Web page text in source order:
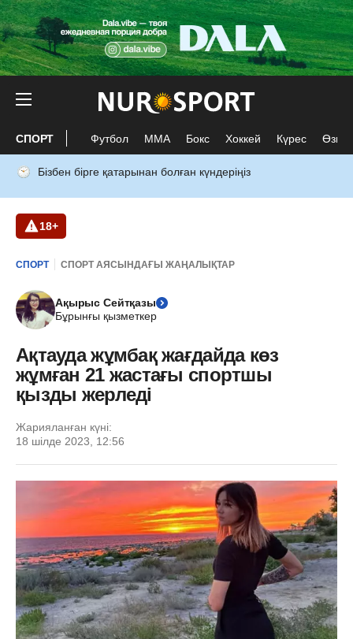
СПОРТ Футбол ММА Бокс Хоккей Күрес Өзге
Бізбен бірге қатарынан болған күндеріңіз
18+
СПОРТ СПОРТ АЯСЫНДАҒЫ ЖАҢАЛЫҚТАР
Ақырыс Сейтқазы
Бұрынғы қызметкер
Ақтауда жұмбақ жағдайда көз
жұмған 21 жастағы спортшы
қызды жерледі
Жарияланған күні:
18 шілде 2023, 12:56